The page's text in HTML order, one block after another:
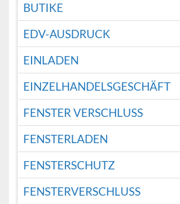
BUTIKE
EDV-AUSDRUCK
EINLADEN
EINZELHANDELSGESCHÄFT
FENSTER VERSCHLUSS
FENSTERLADEN
FENSTERSCHUTZ
FENSTERVERSCHLUSS